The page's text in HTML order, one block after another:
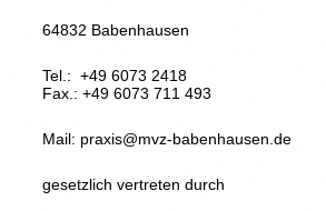
64832 Babenhausen
Tel.: +49 6073 2418
Fax.: +49 6073 711 493
Mail: praxis@mvz-babenhausen.de
gesetzlich vertreten durch